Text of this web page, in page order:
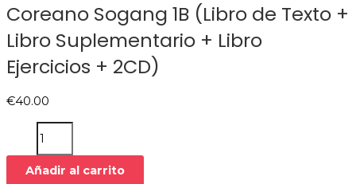
Coreano Sogang 1B (Libro de Texto +
Libro Suplementario + Libro
Ejercicios + 2CD)
€40.00
Ejercicios
2CD)
cantidad
Añadir al carrito